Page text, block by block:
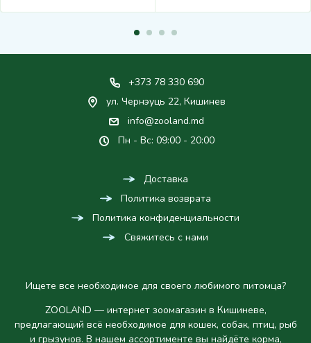
+373 78 330 690
ул. Чернэуць 22, Кишинев
info@zooland.md
Пн - Вс: 09:00 - 20:00
Доставка
Политика возврата
Политика конфиденциальности
Свяжитесь с нами
Ищете все необходимое для своего любимого питомца?
ZOOLAND — интернет зоомагазин в Кишиневе,
предлагающий всё необходимое для кошек, собак, птиц, рыб
и грызунов. В нашем ассортименте вы найдёте корма,